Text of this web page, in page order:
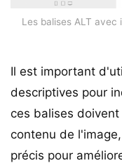
Les balises ALT
Il est important
descriptives pour
ces balises
contenu de
précis pour